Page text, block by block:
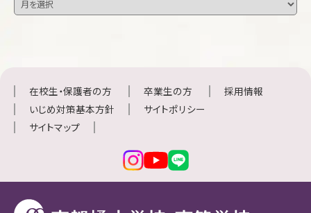
在校生・保護者の方 卒業生の方
採用情報
いじめ対策基本方針
サイトポリシー
サイトマップ